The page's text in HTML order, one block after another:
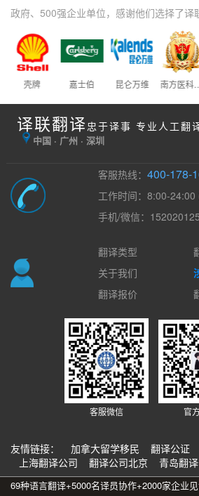
政府、500强企业单位，感谢他们选择了译
壳牌 嘉士伯 昆仑万维 南方医科大学
译联翻译 忠于译事 专业人工翻
中国 · 广州 · 深圳
客服热线：400-178-
工作时间：8:00-24:00
手机/微信：
翻译类型
关于我们
翻译报价
客服微信 官
友情链接： 加拿大留学移民 翻译公证
上海翻译公司
翻译公司北京 青岛翻
69种语言翻译+5000名译员协作+2000家企业